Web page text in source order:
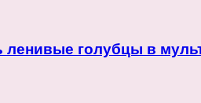
ленивые голубцы в